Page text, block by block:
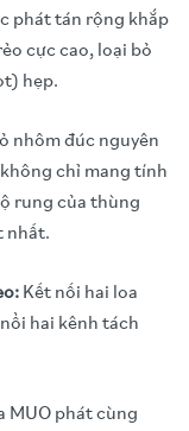
phát tán rộng khắp
cực cao, loại bỏ
hẹp.
nhôm đúc nguyên
chỉ mang tính
rung của thùng
nhất.
Kết nối hai loa
hai kênh tách
MUO phát cùng